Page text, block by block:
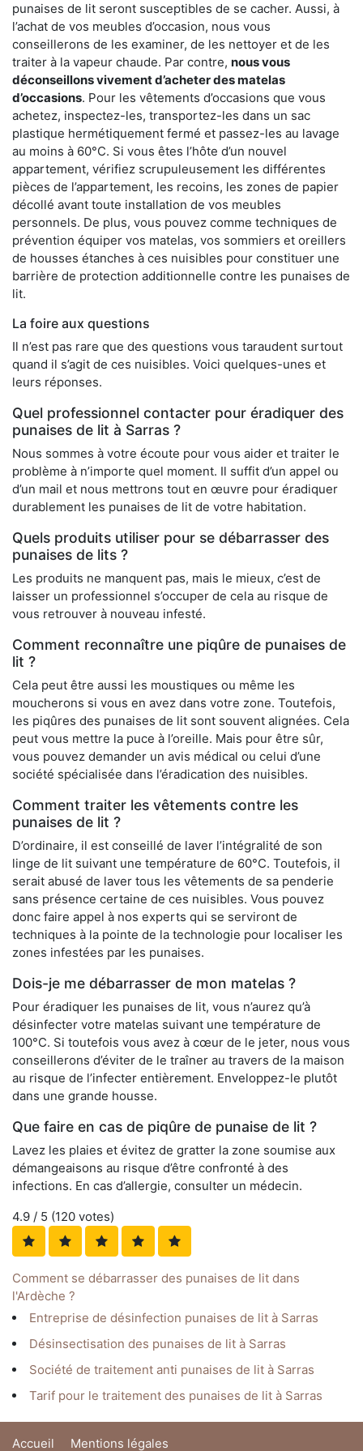
punaises de lit seront susceptibles de se cacher. Aussi, à
l’achat de vos meubles d’occasion, nous vous
conseillerons de les examiner, de les nettoyer et de les
traiter à la vapeur chaude. Par contre, nous vous
déconseillons vivement d’acheter des matelas
d’occasions. Pour les vêtements d’occasions que vous
achetez, inspectez-les, transportez-les dans un sac
plastique hermétiquement fermé et passez-les au lavage
au moins à 60°C. Si vous êtes l’hôte d’un nouvel
appartement, vérifiez scrupuleusement les différentes
pièces de l’appartement, les recoins, les zones de papier
décollé avant toute installation de vos meubles
personnels. De plus, vous pouvez comme techniques de
prévention équiper vos matelas, vos sommiers et oreillers
de housses étanches à ces nuisibles pour constituer une
barrière de protection additionnelle contre les punaises de
lit.
La foire aux questions
Il n’est pas rare que des questions vous taraudent surtout
quand il s’agit de ces nuisibles. Voici quelques-unes et
leurs réponses.
Quel professionnel contacter pour éradiquer des
punaises de lit à Sarras ?
Nous sommes à votre écoute pour vous aider et traiter le
problème à n’importe quel moment. Il suffit d’un appel ou
d’un mail et nous mettrons tout en œuvre pour éradiquer
durablement les punaises de lit de votre habitation.
Quels produits utiliser pour se débarrasser des
punaises de lits ?
Les produits ne manquent pas, mais le mieux, c’est de
laisser un professionnel s’occuper de cela au risque de
vous retrouver à nouveau infesté.
Comment reconnaître une piqûre de punaises de
lit ?
Cela peut être aussi les moustiques ou même les
moucherons si vous en avez dans votre zone. Toutefois,
les piqûres des punaises de lit sont souvent alignées. Cela
peut vous mettre la puce à l’oreille. Mais pour être sûr,
vous pouvez demander un avis médical ou celui d’une
société spécialisée dans l’éradication des nuisibles.
Comment traiter les vêtements contre les
punaises de lit ?
D’ordinaire, il est conseillé de laver l’intégralité de son
linge de lit suivant une température de 60°C. Toutefois, il
serait abusé de laver tous les vêtements de sa penderie
sans présence certaine de ces nuisibles. Vous pouvez
donc faire appel à nos experts qui se serviront de
techniques à la pointe de la technologie pour localiser les
zones infestées par les punaises.
Dois-je me débarrasser de mon matelas ?
Pour éradiquer les punaises de lit, vous n’aurez qu’à
désinfecter votre matelas suivant une température de
100°C. Si toutefois vous avez à cœur de le jeter, nous vous
conseillerons d’éviter de le traîner au travers de la maison
au risque de l’infecter entièrement. Enveloppez-le plutôt
dans une grande housse.
Que faire en cas de piqûre de punaise de lit ?
Lavez les plaies et évitez de gratter la zone soumise aux
démangeaisons au risque d’être confronté à des
infections. En cas d’allergie, consulter un médecin.
4.9 / 5 (120 votes)
Comment se débarrasser des punaises de lit dans
l'Ardèche ?
Entreprise de désinfection punaises de lit à Sarras
Désinsectisation des punaises de lit à Sarras
Société de traitement anti punaises de lit à Sarras
Tarif pour le traitement des punaises de lit à Sarras
Accueil Mentions légales